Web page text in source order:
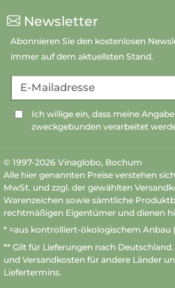
Newsletter
Abonnieren Sie den kostenlosen
immer auf dem aktuellsten Stand.
E-Mailadresse
Ich willige ein, dass meine
zweckgebunden verarbeitet
© 1997-2026 Vinaglobo, Bochum
Alle hier genannten Preise verstehen
MwSt. und zzgl. der gewählten
Warenzeichen sowie sämtliche
rechtmäßigen Eigentümer und dienen
* =aus kontrolliert-ökologischem Anbau
** Gilt für Lieferungen nach Deutschland.
und Versandkosten für andere Länder
Liefertermins.